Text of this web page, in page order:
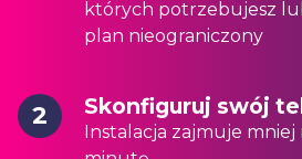
których potrzebujesz
plan nieograniczony
2 Skonfiguruj swój
Instalacja zajmuje mniej